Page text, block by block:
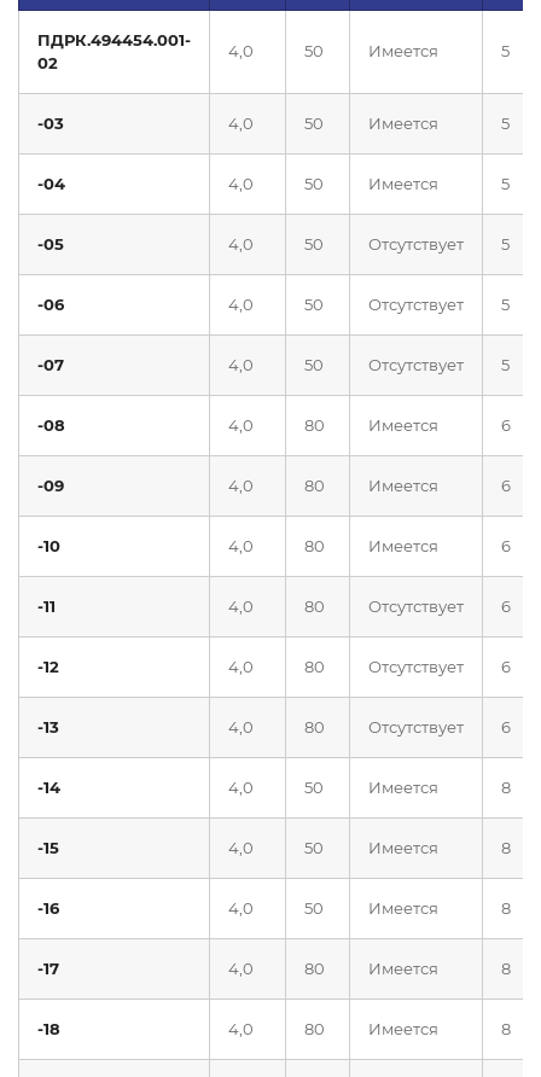
ПДРК.494454.001-
02
4,0 50 Имеется 5
-03 4,0 50 Имеется 5
-04 4,0 50 Имеется 5
-05 4,0 50 Отсутствует 5
-06 4,0 50 Отсутствует 5
-07 4,0 50 Отсутствует 5
-08 4,0 80 Имеется 6
-09 4,0 80 Имеется 6
-10 4,0 80 Имеется 6
-11 4,0 80 Отсутствует 6
-12 4,0 80 Отсутствует 6
-13 4,0 80 Отсутствует 6
-14 4,0 50 Имеется 8
-15 4,0 50 Имеется 8
-16 4,0 50 Имеется 8
-17 4,0 80 Имеется 8
-18 4,0 80 Имеется 8